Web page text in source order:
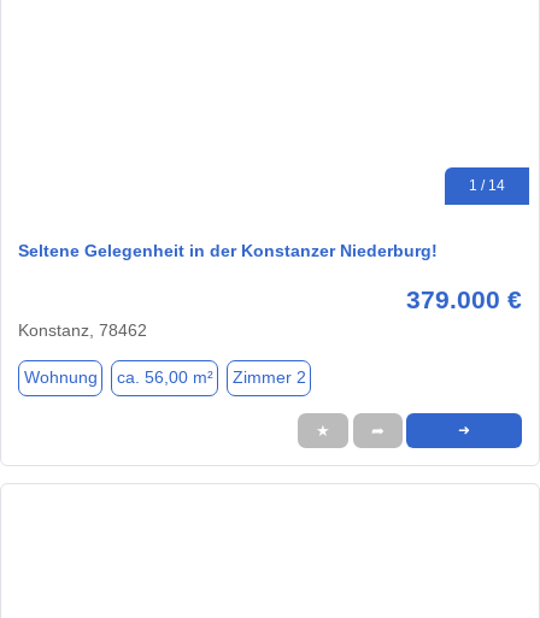
1 / 14
Seltene Gelegenheit in der Konstanzer Niederburg!
379.000 €
Konstanz, 78462
Wohnung ca. 56,00 m² Zimmer 2
★ ➦ ➜